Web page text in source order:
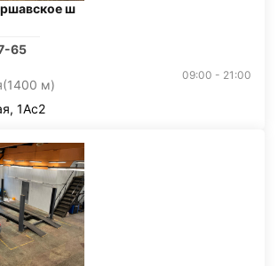
ш
65
(1400 м)
09:00 - 21:00
1Ас2